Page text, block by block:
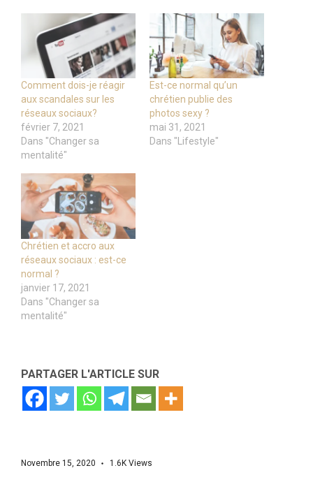
Comment dois-je réagir
aux scandales sur les
réseaux sociaux?
février 7, 2021
Dans "Changer sa
mentalité"
Est-ce normal qu’un
chrétien publie des
photos sexy ?
mai 31, 2021
Dans "Lifestyle"
Chrétien et accro aux
réseaux sociaux : est-ce
normal ?
janvier 17, 2021
Dans "Changer sa
mentalité"
PARTAGER L'ARTICLE SUR
Novembre 15, 2020 1.6K Views